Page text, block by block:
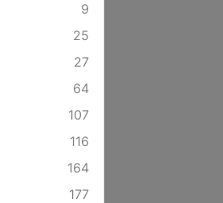
9
25
27
64
107
116
164
177